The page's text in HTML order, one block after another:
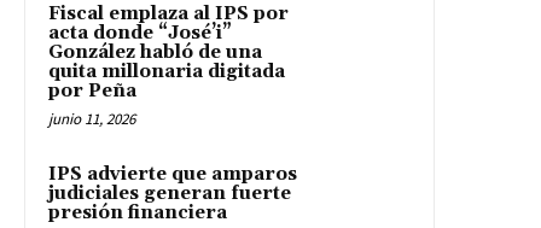
Fiscal emplaza al IPS por
acta donde “José’i”
González habló de una
quita millonaria digitada
por Peña
junio 11, 2026
IPS advierte que amparos
judiciales generan fuerte
presión financiera